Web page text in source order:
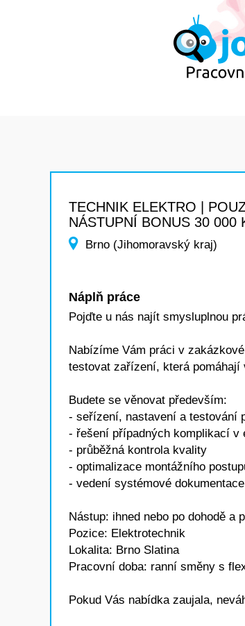
TECHNIK ELEKTRO |
NÁSTUPNÍ BONUS 30 000
Brno (Jihomoravský kraj)
Náplň práce
Pojďte u nás najít smysluplnou
Nabízíme Vám práci v
testovat zařízení, která pomáhají
Budete se věnovat především:
- seřízení, nastavení a testování
- řešení případných komplikací v
- průběžná kontrola kvality
- optimalizace montážního
- vedení systémové dokumentace
Nástup: ihned nebo po dohodě a
Pozice: Elektrotechnik
Lokalita: Brno Slatina
Pracovní doba: ranní směny s
Pokud Vás nabídka zaujala,